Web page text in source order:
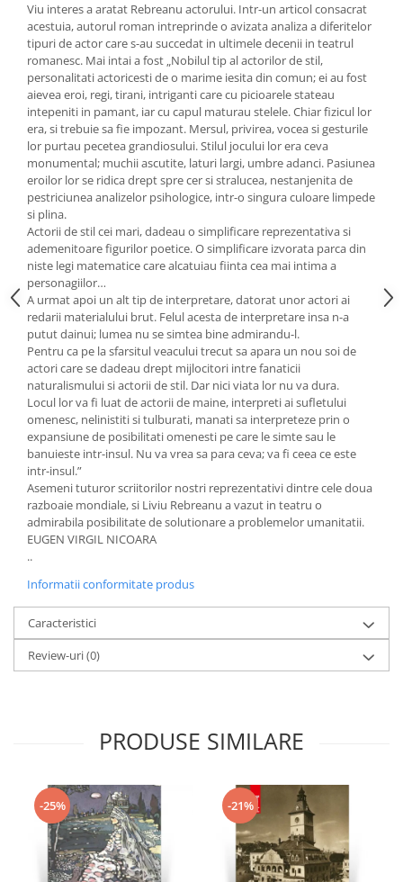
Viu interes a aratat Rebreanu actorului. Intr-un articol consacrat
acestuia, autorul roman intreprinde o avizata analiza a diferitelor
tipuri de actor care s-au succedat in ultimele decenii in teatrul
romanesc. Mai intai a fost „Nobilul tip al actorilor de stil,
personalitati actoricesti de o marime iesita din comun; ei au fost
aievea eroi, regi, tirani, intriganti care cu picioarele stateau
intepeniti in pamant, iar cu capul maturau stelele. Chiar fizicul lor
era, si trebuie sa fie impozant. Mersul, privirea, vocea si gesturile
lor purtau pecetea grandiosului. Stilul jocului lor era ceva
monumental; muchii ascutite, laturi largi, umbre adanci. Pasiunea
eroilor lor se ridica drept spre cer si stralucea, nestanjenita de
pestriciunea analizelor psihologice, intr-o singura culoare limpede
si plina.
Actorii de stil cei mari, dadeau o simplificare reprezentativa si
ademenitoare figurilor poetice. O simplificare izvorata parca din
niste legi matematice care alcatuiau fiinta cea mai intima a
personagiilor…
A urmat apoi un alt tip de interpretare, datorat unor actori ai
redarii materialului brut. Felul acesta de interpretare insa n-a
putut dainui; lumea nu se simtea bine admirandu-l.
Pentru ca pe la sfarsitul veacului trecut sa apara un nou soi de
actori care se dadeau drept mijlocitori intre fanaticii
naturalismului si actorii de stil. Dar nici viata lor nu va dura.
Locul lor va fi luat de actorii de maine, interpreti ai sufletului
omenesc, nelinistiti si tulburati, manati sa interpreteze prin o
expansiune de posibilitati omenesti pe care le simte sau le
banuieste intr-insul. Nu va vrea sa para ceva; va fi ceea ce este
intr-insul.”
Asemeni tuturor scriitorilor nostri reprezentativi dintre cele doua
razboaie mondiale, si Liviu Rebreanu a vazut in teatru o
admirabila posibilitate de solutionare a problemelor umanitatii.
EUGEN VIRGIL NICOARA
..
Informatii conformitate produs
Caracteristici
Review-uri(0)
PRODUSE SIMILARE
-25% -21%